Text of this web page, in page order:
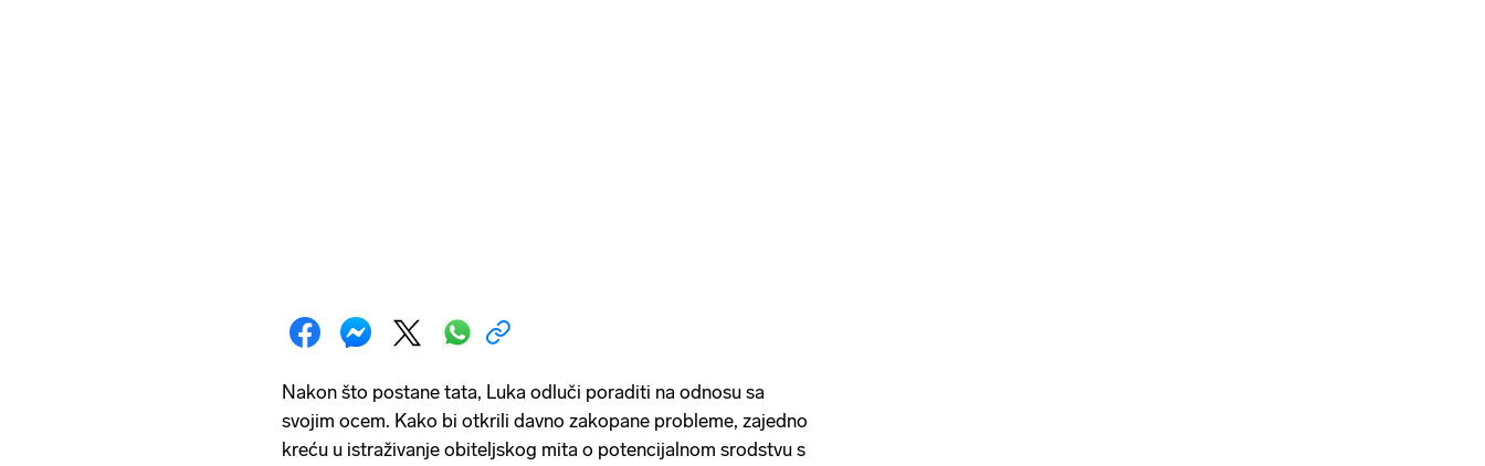
Nakon što postane tata, Luka odluči poraditi na odnosu sa
svojim ocem. Kako bi otkrili davno zakopane probleme, zajedno
kreću u istraživanje obiteljskog mita o potencijalnom srodstvu s